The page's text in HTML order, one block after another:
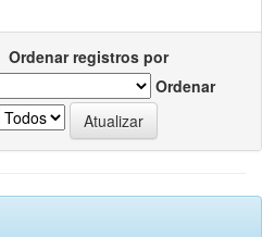
Ordenar registros por
Ordenar